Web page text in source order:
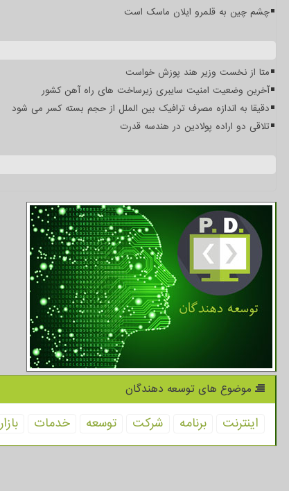
چشم چین به قلمرو ایلان ماسک است
متا از نخست وزیر هند پوزش خواست
آخرین وضعیت امنیت سایبری زیرساخت های راه آهن کشور
دقیقا به اندازه مصرف ترافیک بین الملل از حجم بسته کسر می شود
تلاقی دو اراده پولادین در هندسه قدرت
موضوع های توسعه دهندگان
اینترنت برنامه شركت توسعه خدمات بازار